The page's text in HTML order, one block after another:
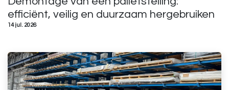
efficiënt, veilig en duurzaam hergebruiken
14 jul. 2026